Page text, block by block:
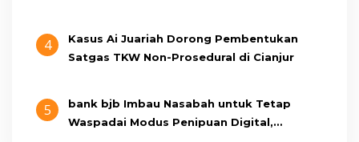
4
Kasus Ai Juariah Dorong Pembentukan
Satgas TKW Non-Prosedural di Cianjur
5
bank bjb Imbau Nasabah untuk Tetap
Waspadai Modus Penipuan Digital,